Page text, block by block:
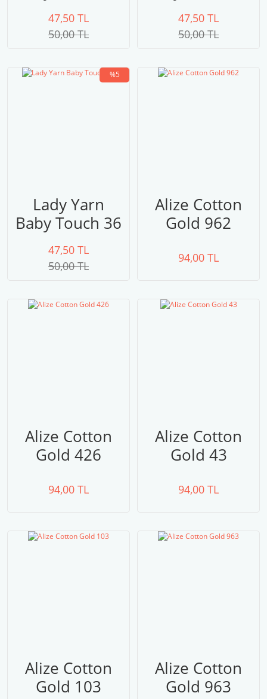
47,50 TL
50,00 TL
47,50 TL
50,00 TL
%5
Lady Yarn
Baby Touch 36
47,50 TL
50,00 TL
Alize Cotton
Gold 962
94,00 TL
Alize Cotton
Gold 426
94,00 TL
Alize Cotton
Gold 43
94,00 TL
Alize Cotton
Gold 103
Alize Cotton
Gold 963